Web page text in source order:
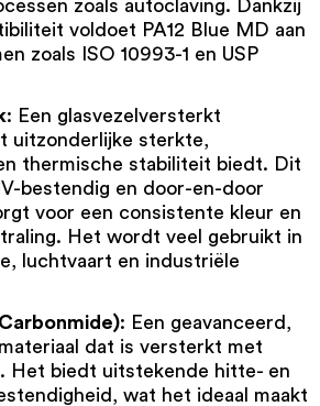
zoals autoclaving. Dankzij
voldoet PA12 Blue MD aan
zoals ISO 10993-1 en USP
: Een glasvezelversterkt
uitzonderlijke sterkte,
thermische stabiliteit biedt. Dit
bestendig en door-en-door
voor een consistente kleur en
Het wordt veel gebruikt in
luchtvaart en industriële
: Een geavanceerd,
dat is versterkt met
Het biedt uitstekende hitte- en
wat het ideaal maakt